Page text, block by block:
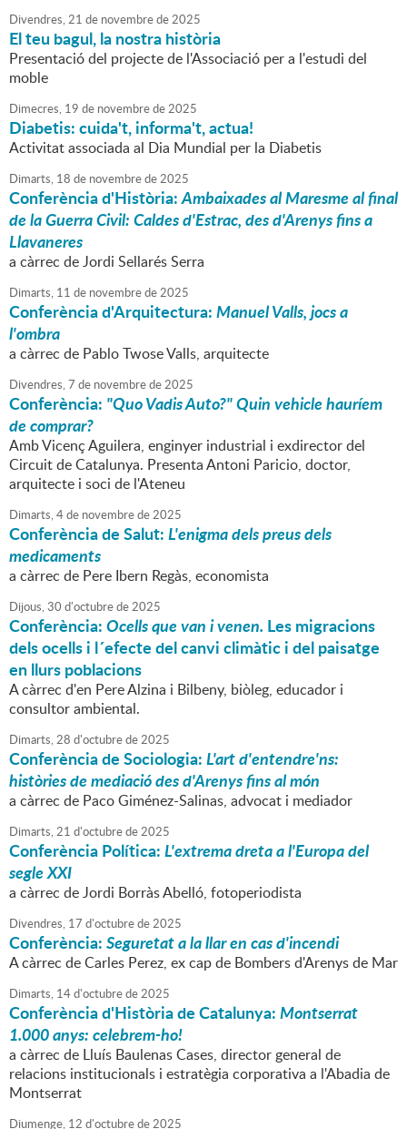
Divendres,21 de novembrede2025
El teu bagul, la nostra història
Presentació del projecte de l'Associació per a l'estudi del
moble
Dimecres, 19 de novembrede2025
Diabetis: cuida't, informa't, actua!
Activitat associada al Dia Mundial per la Diabetis
Dimarts, 18 de novembrede2025
Conferència d'Història:Ambaixades al Maresme al final
de la Guerra Civil: Caldes d'Estrac, des d'Arenys fins a
Llavaneres
a càrrec de Jordi Sellarés Serra
Dimarts, 11 de novembrede2025
Conferència d'Arquitectura:Manuel Valls, jocs a
l'ombra
a càrrec de Pablo Twose Valls, arquitecte
Divendres,7 de novembrede2025
Conferència: "Quo Vadis Auto?" Quin vehicle hauríem
de comprar?
Amb Vicenç Aguilera, enginyer industrial i exdirector del
Circuit de Catalunya. Presenta Antoni Paricio, doctor,
arquitecte i soci de l'Ateneu
Dimarts,4de novembrede2025
Conferència de Salut:L'enigma dels preus dels
medicaments
a càrrec de Pere Ibern Regàs, economista
Dijous,30 d'octubrede2025
Conferència:Ocells que van i venen. Les migracions
dels ocells i l´efecte del canvi climàtic i del paisatge
en llurs poblacions
A càrrec d'en Pere Alzina i Bilbeny, biòleg, educador i
consultor ambiental.
Dimarts,28 d'octubrede2025
Conferència de Sociologia:L'art d'entendre'ns:
històries de mediació des d'Arenys fins al món
a càrrec de Paco Giménez-Salinas, advocat i mediador
Dimarts,21 d'octubrede2025
Conferència Política:L'extrema dreta a l'Europa del
segle XXI
a càrrec de Jordi Borràs Abelló, fotoperiodista
Divendres, 17 d'octubrede2025
Conferència:Seguretat a la llar en cas d'incendi
A càrrec de Carles Perez, ex cap de Bombers d'Arenys de Mar
Dimarts, 14d'octubrede2025
Conferència d'Història de Catalunya:Montserrat
1.000 anys: celebrem-ho!
a càrrec de Lluís Baulenas Cases, director general de
relacions institucionals i estratègia corporativa a l'Abadia de
Montserrat
Diumenge, 12 d'octubrede2025